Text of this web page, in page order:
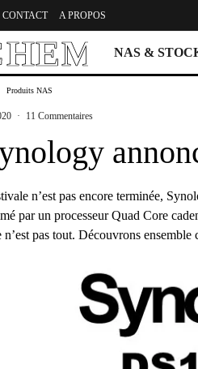
CONTACT A PROPOS
NAS &
Produits NAS
· 11 Commentaires
n’est pas encore terminée,
par un processeur Quad Core
n’est pas tout. Découvrons